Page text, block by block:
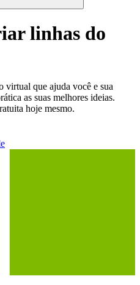
linhas do
virtual que ajuda você e sua
as suas melhores ideias.
hoje mesmo.